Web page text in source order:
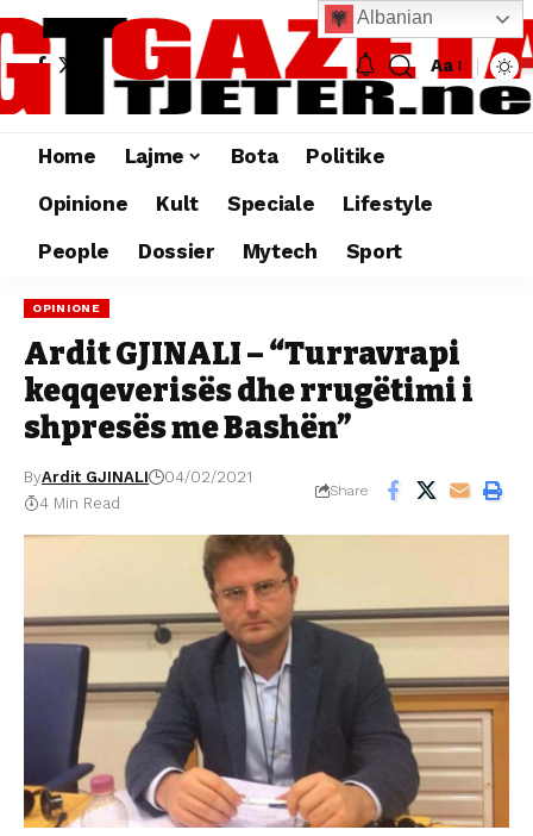
Aa
Home Lajme Bota
Politike
Opinione
Kult Speciale
Lifestyle
People
Dossier Mytech Sport
OPINIONE
Ardit GJINALI – “Turravrapi
keqqeverisës dhe rrugëtimi i
shpresës me Bashën”
ByArdit GJINALI
04/02/2021
4 Min Read
Share
Albanian